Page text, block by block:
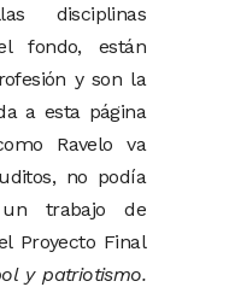
disciplinas
fondo, están
y son la
a esta página
Ravelo va
no podía
trabajo de
Proyecto Final
y patriotismo.